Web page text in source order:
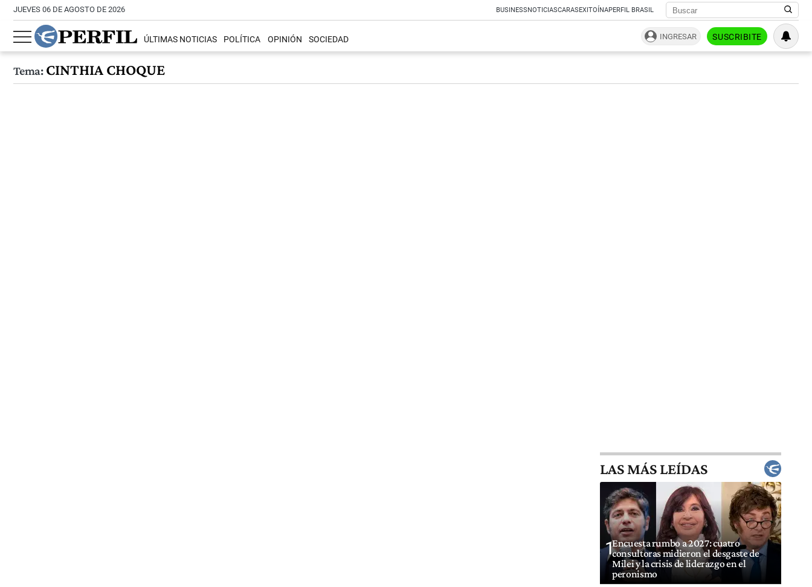
JUEVES 06 DE AGOSTO DE 2026 BUSINESSNOTICIASCARASEXITOÍNAPERFIL BRASIL
ÚLTIMAS NOTICIAS POLÍTICA OPINIÓN SOCIEDAD INGRESAR SUSCRIBITE
Tema:CINTHIA CHOQUE
LAS MÁS LEÍDAS
1Encuesta rumbo a 2027: cuatro
consultoras midieron el desgaste de
Milei y la crisis de liderazgo en el
peronismo